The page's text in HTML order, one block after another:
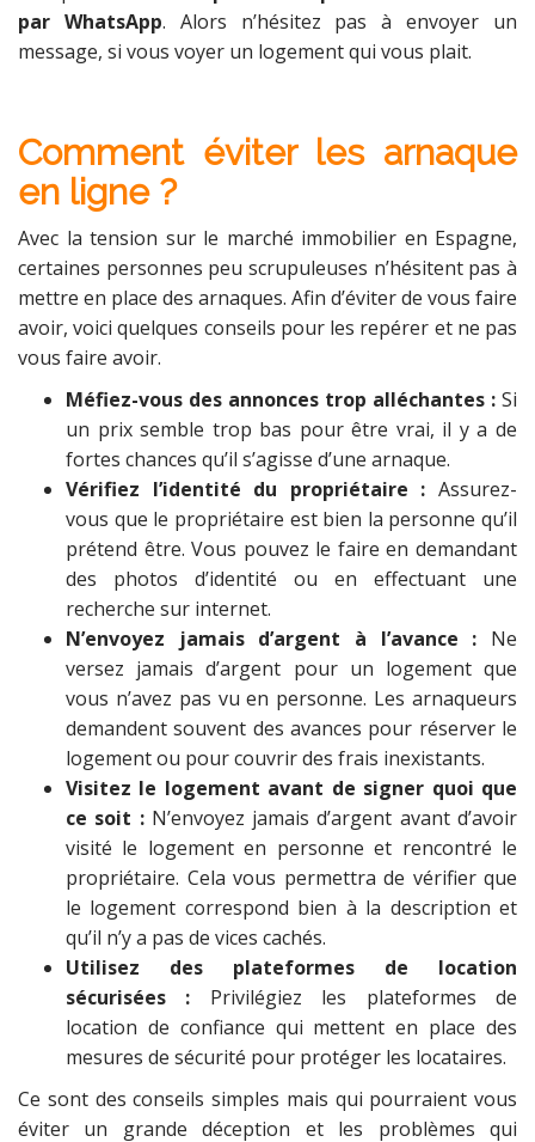
par WhatsApp. Alors n’hésitez pas à envoyer un
message, si vous voyer un logement qui vous plait.
Comment éviter les arnaque
en ligne ?
Avec la tension sur le marché immobilier en Espagne,
certaines personnes peu scrupuleuses n’hésitent pas à
mettre en place des arnaques. Afin d’éviter de vous faire
avoir, voici quelques conseils pour les repérer et ne pas
vous faire avoir.
Méfiez-vous des annonces trop alléchantes : Si
un prix semble trop bas pour être vrai, il y a de
fortes chances qu’il s’agisse d’une arnaque.
Vérifiez l’identité du propriétaire : Assurez-
vous que le propriétaire est bien la personne qu’il
prétend être. Vous pouvez le faire en demandant
des photos d’identité ou en effectuant une
recherche sur internet.
N’envoyez jamais d’argent à l’avance : Ne
versez jamais d’argent pour un logement que
vous n’avez pas vu en personne. Les arnaqueurs
demandent souvent des avances pour réserver le
logement ou pour couvrir des frais inexistants.
Visitez le logement avant de signer quoi que
ce soit :N’envoyez jamais d’argent avant d’avoir
visité le logement en personne et rencontré le
propriétaire. Cela vous permettra de vérifier que
le logement correspond bien à la description et
qu’il n’y a pas de vices cachés.
Utilisez des plateformes de location
sécurisées : Privilégiez les plateformes de
location de confiance qui mettent en place des
mesures de sécurité pour protéger les locataires.
Ce sont des conseils simples mais qui pourraient vous
éviter un grande déception et les problèmes qui